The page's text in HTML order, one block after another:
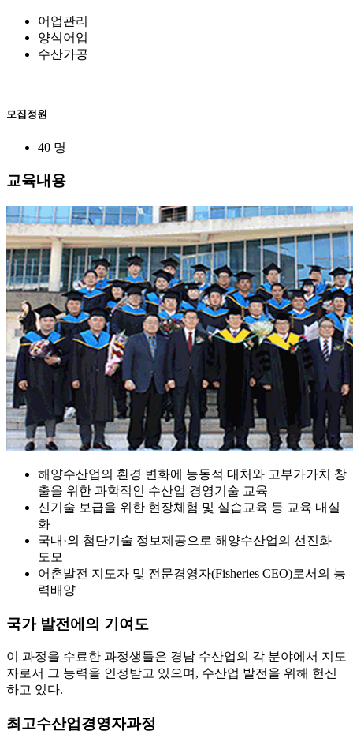
어업관리
양식어업
수산가공
모집정원
40 명
교육내용
해양수산업의 환경 변화에 능동적 대처와 고부가가치 창
출을 위한 과학적인 수산업 경영기술 교육
신기술 보급을 위한 현장체험 및 실습교육 등 교육 내실
화
국내·외 첨단기술 정보제공으로 해양수산업의 선진화
도모
어촌발전 지도자 및 전문경영자(Fisheries CEO)로서의 능
력배양
국가 발전에의 기여도
이 과정을 수료한 과정생들은 경남 수산업의 각 분야에서 지도
자로서 그 능력을 인정받고 있으며, 수산업 발전을 위해 헌신
하고 있다.
최고수산업경영자과정